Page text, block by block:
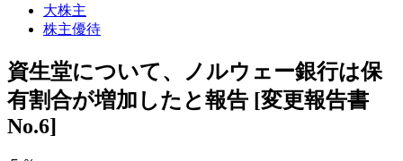
大株主
株主優待
資生堂について、ノルウェー銀行は保
有割合が増加したと報告 [変更報告書
No.6]